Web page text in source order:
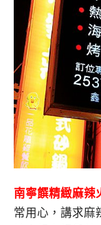
南寧饌精緻麻辣
常用心，講求麻